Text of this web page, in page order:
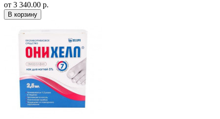
от 3 340.00 р.
В корзину